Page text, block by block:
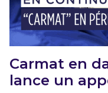
Carmat en
lance un